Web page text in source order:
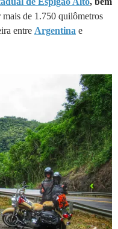
mais de 1.750 quilômetros
entre Argentina e